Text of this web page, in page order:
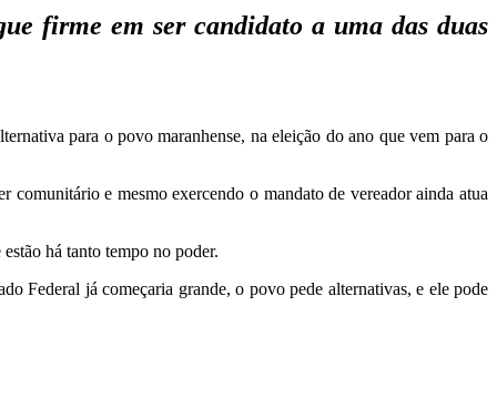
firme em ser candidato a uma das duas
para o povo maranhense, na eleição do ano que vem para o
comunitário e mesmo exercendo o mandato de vereador ainda atua
há tanto tempo no poder.
Federal já começaria grande, o povo pede alternativas, e ele pode